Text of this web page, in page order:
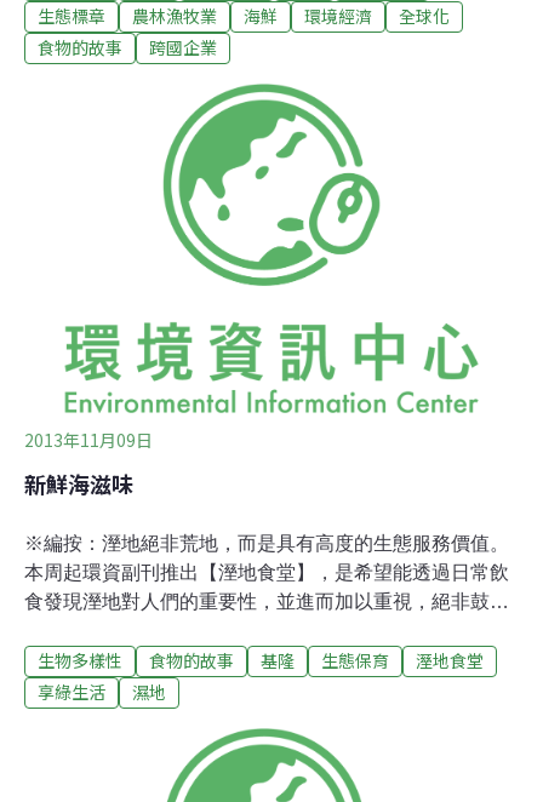
理委員會（Marine Stewardship Council，MSC）認證的
「水產採購方針」之後，為防止自然資源枯竭，與維護生
物多樣性，對於漁產資源的永續經營所採取的積極措施。
永旺表示，養殖魚的生產量，因新興國家消費量增加與消
費者重視健康等背景，在世界漁貨的供給量比重越來越
高，11年來已經倍增到4165萬噸。在這樣產銷供應裡，因
養殖用幼魚需求造成的天然魚濫捕，養殖業廢水與廢棄物
所帶來的海洋污染等問題日益嚴重，因此養殖魚如何以永
續方式生產，規劃其認證制度便成為要緊的議題；另外，
在天然魚方面，永旺也開發了經過MSC認
生態標章
農林漁牧業 海鮮 環境經濟
全球化
食物的故事
跨國企業
2013年11月09日
新鮮海滋味
※編按：溼地絕非荒地，而是具有高度的生態服務價值。
本周起環資副刊推出【溼地食堂】，是希望能透過日常飲
食發現溼地對人們的重要性，並進而加以重視，絕非鼓勵
更能尊重在地明智利用的傳統智慧喔。一匙匙淺黃色湯汁
緩緩地透過紗布流入鍋中，媽媽專注地一遍又一遍重複著
空氣中，「媽媽好香喔！好了沒，好想要吃喔！」「等一
下還要放到冰箱冰起來啊，再等等喔！」 圖說：春天的海
生物多樣性 食物的故事 基隆 生態保育
溼地食堂
享綠生活
濕地